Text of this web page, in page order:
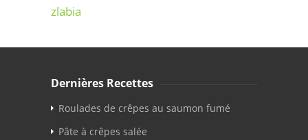
zlabia
Dernières Recettes
Roulades de crêpes au saumon fumé
Pâte à crêpes salée